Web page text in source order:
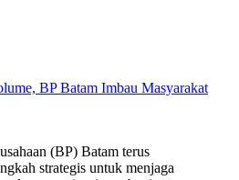
BP Batam Imbau Masyarakat
(BP) Batam terus
strategis untuk menjaga